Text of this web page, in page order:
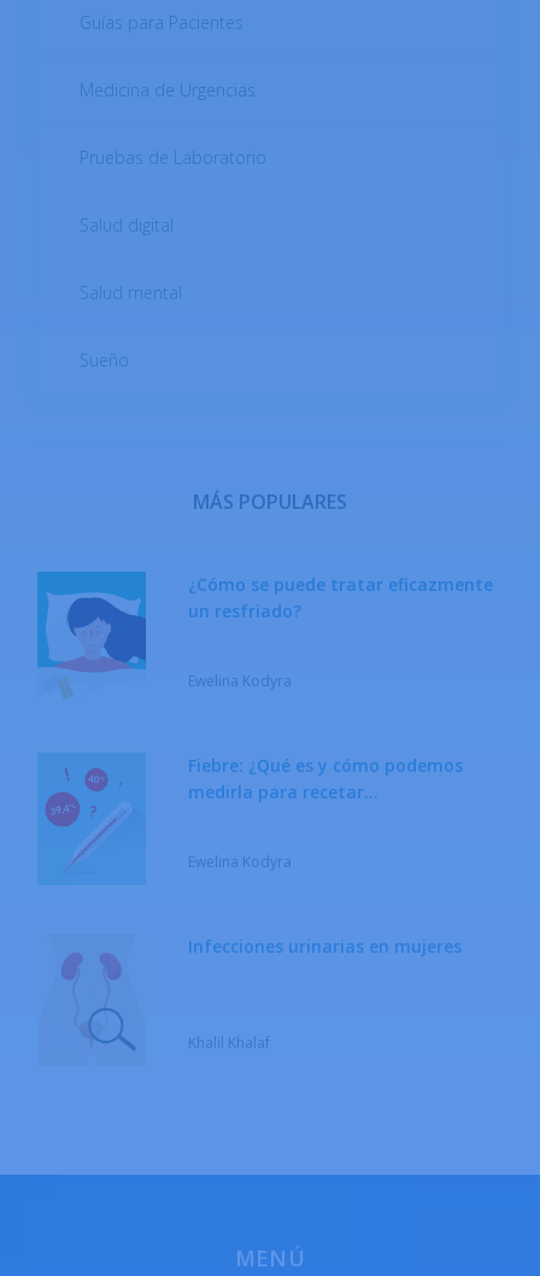
Guías para Pacientes
Medicina de Urgencias
Pruebas de Laboratorio
Salud digital
Salud mental
Sueño
MÁS POPULARES
¿Cómo se puede tratar eficazmente
un resfriado?
Ewelina Kodyra
Fiebre: ¿Qué es y cómo podemos
medirla para recetar
Ewelina Kodyra
Infecciones urinarias en mujeres
Khalil Khalaf
MENÚ